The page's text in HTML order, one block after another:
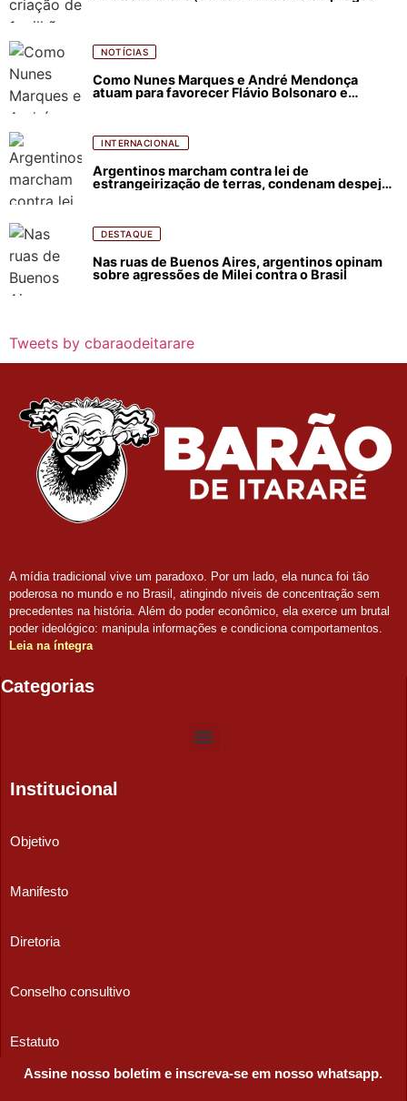
NOTÍCIAS
Como Nunes Marques e André Mendonça
atuam para favorecer Flávio Bolsonaro e
INTERNACIONAL
Argentinos marcham contra lei de
estrangeirização de terras, condenam despejos
DESTAQUE
Nas ruas de Buenos Aires, argentinos opinam
sobre agressões de Milei contra o Brasil
Tweets by cbaraodeitarare
A mídia tradicional vive um paradoxo. Por um lado, ela nunca foi tão
poderosa no mundo e no Brasil, atingindo níveis de concentração sem
precedentes na história. Além do poder econômico, ela exerce um brutal
poder ideológico: manipula informações e condiciona comportamentos.
Leia na íntegra
Categorias
Institucional
Objetivo
Manifesto
Diretoria
Conselho consultivo
Estatuto
Assine nosso boletim e inscreva-se em nosso whatsapp.